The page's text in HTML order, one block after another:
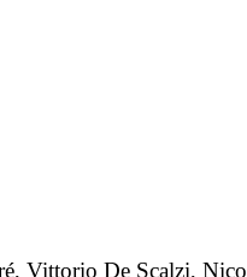
Vittorio De Scalzi,